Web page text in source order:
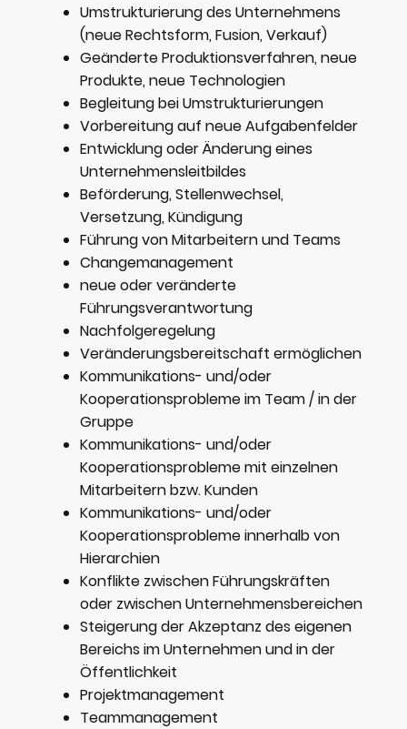
Umstrukturierung des Unternehmens
(neue Rechtsform, Fusion, Verkauf)
Geänderte Produktionsverfahren, neue
Produkte, neue Technologien
Begleitung bei Umstrukturierungen
Vorbereitung auf neue Aufgabenfelder
Entwicklung oder Änderung eines
Unternehmensleitbildes
Beförderung, Stellenwechsel,
Versetzung, Kündigung
Führung von Mitarbeitern und Teams
Changemanagement
neue oder veränderte
Führungsverantwortung
Nachfolgeregelung
Veränderungsbereitschaft ermöglichen
Kommunikations- und/oder
Kooperationsprobleme im Team / in der
Gruppe
Kommunikations- und/oder
Kooperationsprobleme mit einzelnen
Mitarbeitern bzw. Kunden
Kommunikations- und/oder
Kooperationsprobleme innerhalb von
Hierarchien
Konflikte zwischen Führungskräften
oder zwischen Unternehmensbereichen
Steigerung der Akzeptanz des eigenen
Bereichs im Unternehmen und in der
Öffentlichkeit
Projektmanagement
Teammanagement